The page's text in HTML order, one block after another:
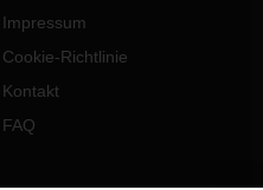
Impressum
Cookie-Richtlinie
Kontakt
FAQ